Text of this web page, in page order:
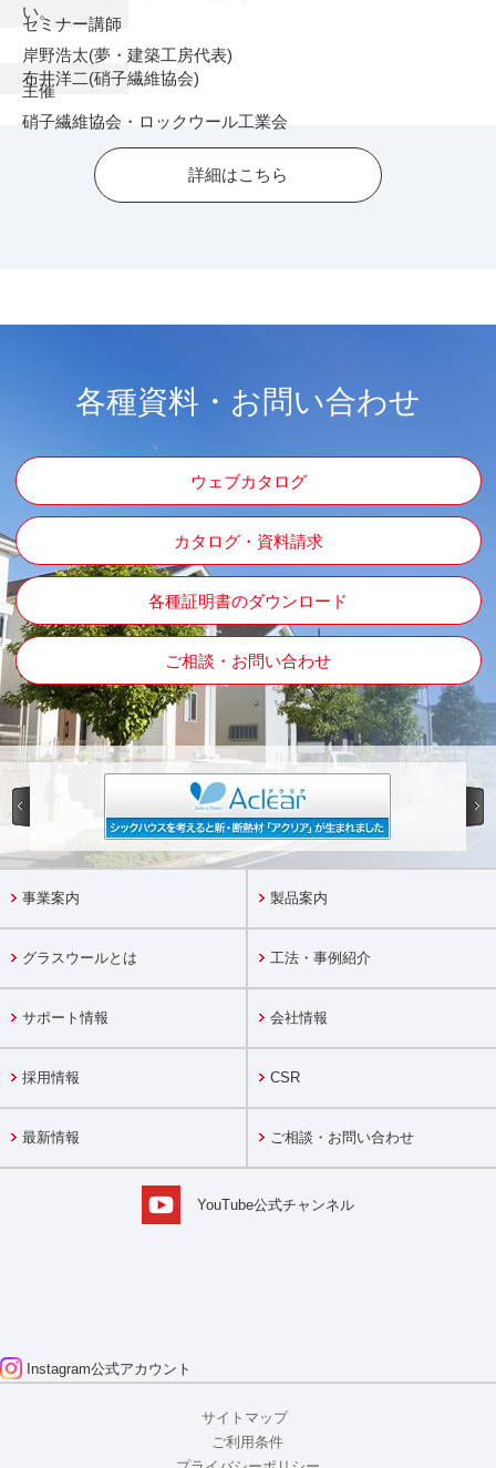
い。
セミナー講師
岸野浩太(夢・建築工房代表)
布井洋二(硝子繊維協会)
主催
硝子繊維協会・ロックウール工業会
詳細はこちら
各種資料・お問い合わせ
ウェブカタログ
カタログ・資料請求
各種証明書のダウンロード
ご相談・お問い合わせ
事業案内 製品案内
グラスウールとは 工法・事例紹介
サポート情報 会社情報
採用情報 CSR
最新情報 ご相談・お問い合わせ
YouTube公式チャンネル
Instagram公式アカウント
サイトマップ
ご利用条件